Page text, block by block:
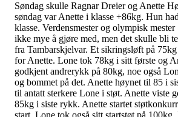
Søndag skulle Ragnar Dreier og Anette
søndag var Anette i klasse +86kg. Hun
klasse. Verdensmester og olympisk
ikke mye å gjøre med, men det skulle bli
fra Tambarskjelvar. Et sikringsløft på
for Anette. Lone tok 78kg i sitt første og
godkjent andrerykk på 80kg, noe også
og bommet på det. Anette høynet til 85 i
til antatt sterkere Lone i støt. Anette viste
85kg i siste rykk. Anette startet
start. Lone tok også sitt startstøt på